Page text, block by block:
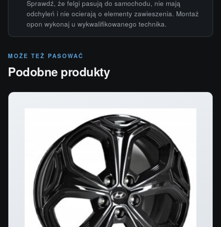
Sprawdź, że felgi pasują do samochodu, nie mają
odchyleń i nie ocierają o elementy zawieszenia. Montaż
opon wykonaj u wykwalifikowanego technika.
MOŻE TEŻ PASOWAĆ
Podobne produkty